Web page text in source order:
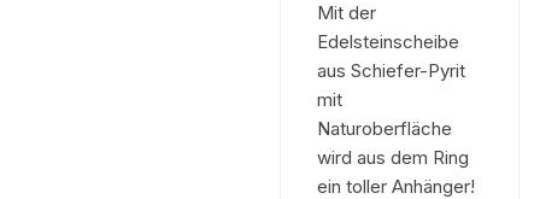
Mit der
Edelsteinscheibe
aus Schiefer-Pyrit
mit
Naturoberfläche
wird aus dem Ring
ein toller Anhänger!